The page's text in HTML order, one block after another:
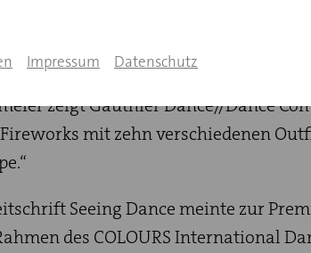
Impressum Datenschutz
Theaterhaus ansässig, hat mit
Gudrun Schretzmeiers Kostümen für
beeindruckt“. Und die
zeigt Gauthier Dance//Dance
mit zehn verschiedenen
Seeing Dance meinte zur
des COLOURS International